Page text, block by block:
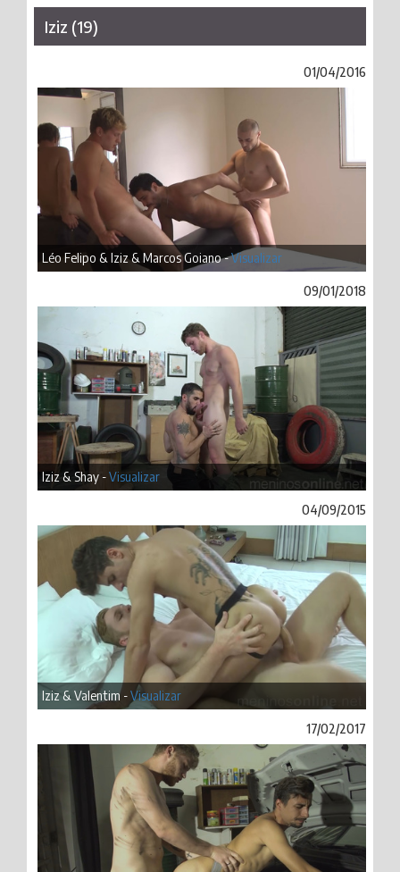
Iziz (19)
01/04/2016
Léo Felipo & Iziz & Marcos Goiano -Visualizar
09/01/2018
Iziz & Shay -Visualizar
04/09/2015
Iziz & Valentim -Visualizar
17/02/2017